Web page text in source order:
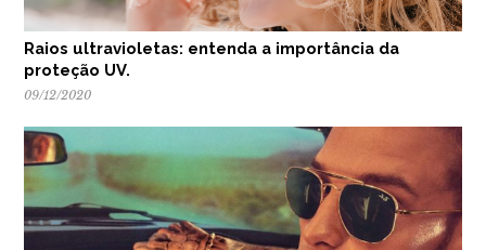
Raios ultravioletas: entenda a importância da
proteção UV.
09/12/2020